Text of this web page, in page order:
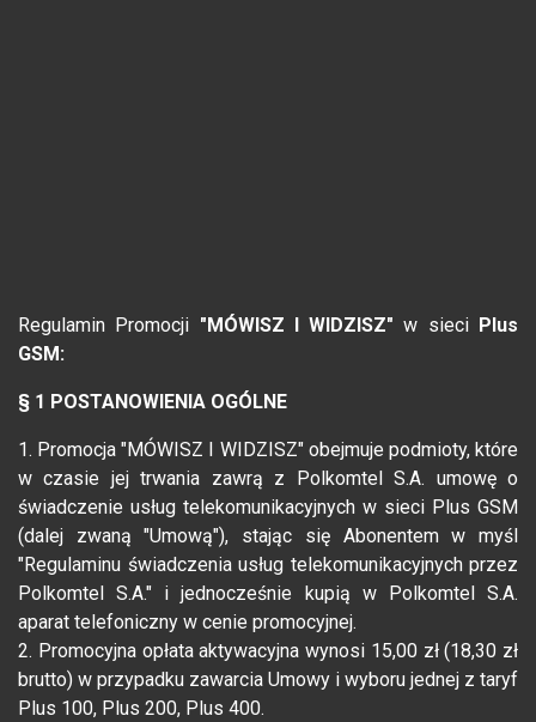
Regulamin Promocji "MÓWISZ I WIDZISZ"w sieci Plus
GSM:
§ 1 POSTANOWIENIA OGÓLNE
1. Promocja "MÓWISZ I WIDZISZ" obejmuje podmioty, które
w czasie jej trwania zawrą z Polkomtel S.A. umowę o
świadczenie usług telekomunikacyjnych w sieci Plus GSM
(dalej zwaną "Umową"), stając się Abonentem w myśl
"Regulaminu świadczenia usług telekomunikacyjnych przez
Polkomtel S.A." i jednocześnie kupią w Polkomtel S.A.
aparat telefoniczny w cenie promocyjnej.
2. Promocyjna opłata aktywacyjna wynosi 15,00 zł (18,30 zł
brutto) w przypadku zawarcia Umowy i wyboru jednej z taryf
Plus 100, Plus 200, Plus 400.